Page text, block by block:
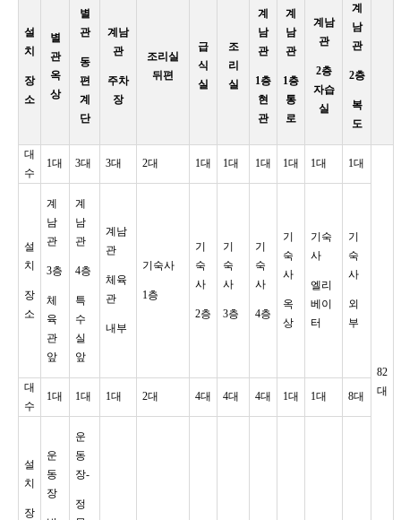
설
치
장
소
별
관
옥
상
별
관
동
편
계
단
계남
관
주차
장
조리실
뒤편
급
식
실
조
리
실
계
남
관
1층
현
관
계
남
관
1층
통
로
계남
관
2층
자습
실
계
남
관
2층
복
도
대
수
1대 3대 3대 2대 1대 1대 1대 1대 1대 1대
82
대
설
치
장
소
계
남
관
3층
체
육
관
앞
계
남
관
4층
특
수
실
앞
계남
관
체육
관
내부
기숙사
1층
기
숙
사
2층
기
숙
사
3층
기
숙
사
4층
기
숙
사
옥
상
기숙
사
엘리
베이
터
기
숙
사
외
부
대
수
1대 1대 1대 2대 4대 4대 4대 1대 1대 8대
설
치
장
운
동
장
운
동
장-
정